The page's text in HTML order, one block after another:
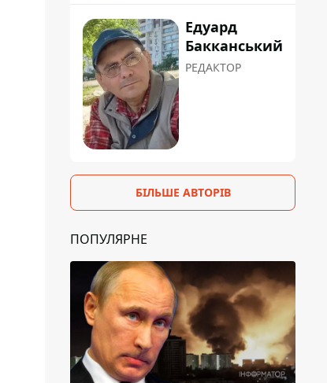
Едуард
Бакканський
РЕДАКТОР
БІЛЬШЕ АВТОРІВ
ПОПУЛЯРНЕ